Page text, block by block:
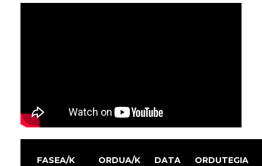
FASEA/K ORDUA/K DATA ORDUTEGIA